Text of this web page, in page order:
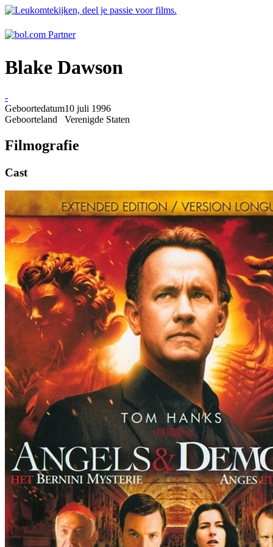
Blake Dawson
-
Geboortedatum10 juli 1996
Geboorteland
Verenigde Staten
Filmografie
Cast